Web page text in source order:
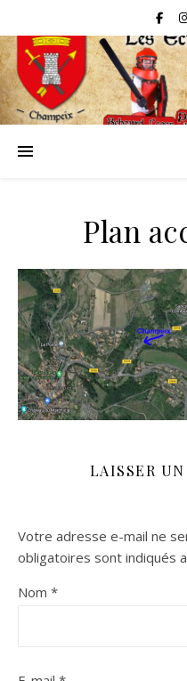
Plan
LAISSER
Votre adresse e-mail ne
obligatoires sont indiqués
Nom *